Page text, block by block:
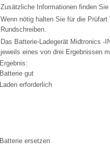
Zusätzliche Informationen finden
Wenn nötig halten Sie für die
Rundschreiben.
Das Batterie-Ladegerät Midtronics -
jeweils eines von drei Ergebnissen
Ergebnis:
Batterie gut
Laden erforderlich
Batterie ersetzen